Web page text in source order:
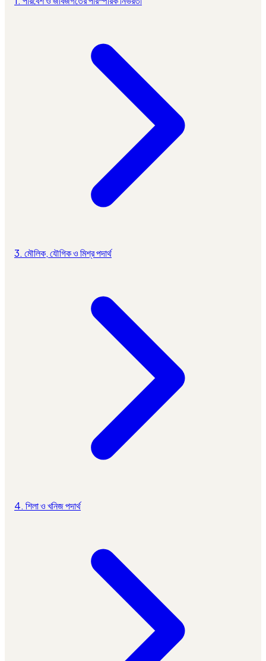
3. মৌলিক, যৌগিক ও মিশ্র পদার্থ
4. শিলা ও খনিজ পদার্থ